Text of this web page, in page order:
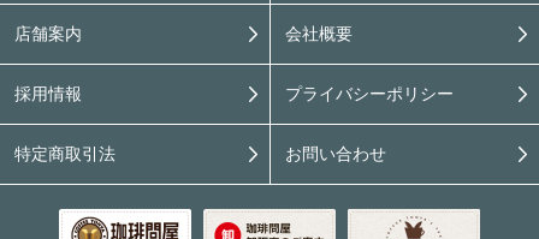
店舗案内 会社概要
採用情報 プライバシーポリシー
特定商取引法 お問い合わせ